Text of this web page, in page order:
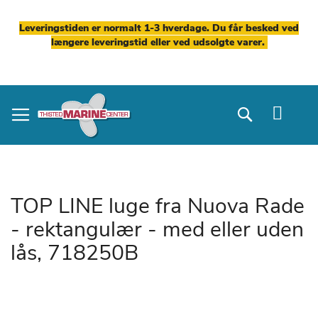
Leveringstiden er normalt 1-3 hverdage. Du får besked ved
længere leveringstid eller ved udsolgte varer.
to
Content
Search
TOP LINE luge fra Nuova Rade
- rektangulær - med eller uden
lås, 718250B